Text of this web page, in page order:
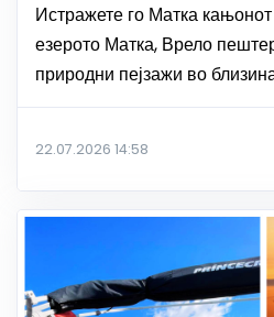
Истражете го Матка
езерото Матка, Врело
природни пејзажи во
22.07.2026 14:58